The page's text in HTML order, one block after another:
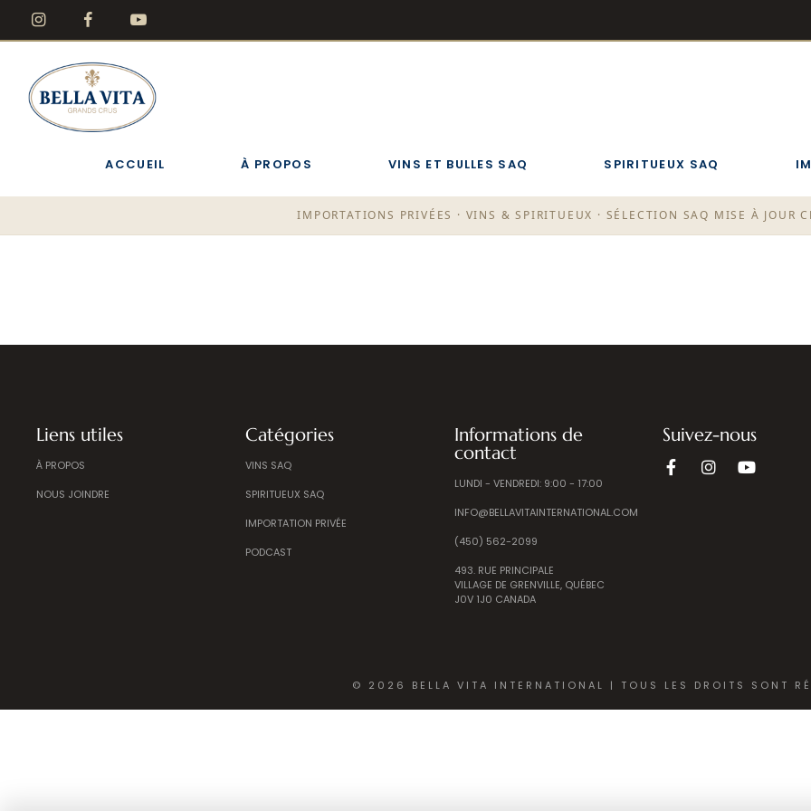
ACCUEIL À PROPOS VINS ET BULLES SAQ SPIRITUEUX SAQ
IMPORTATIONS PRIVÉES · VINS & SPIRITUEUX · SÉLECTION SAQ MISE À JOUR
Liens utiles
À PROPOS
NOUS JOINDRE
Catégories
VINS SAQ
SPIRITUEUX SAQ
IMPORTATION PRIVÉE
PODCAST
Informations de
contact
LUNDI - VENDREDI: 9:00 - 17:00
INFO@BELLAVITAINTERNATIONAL.COM
(450) 562-2099
493. RUE PRINCIPALE
VILLAGE DE GRENVILLE, QUÉBEC
J0V 1J0 CANADA
Suivez-nous
© 2026 BELLA VITA INTERNATIONAL | TOUS LES DROITS SONT